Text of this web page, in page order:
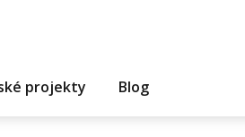
projekty Blog